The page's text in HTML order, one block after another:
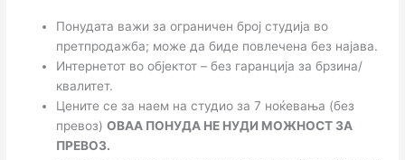
Понудата важи за ограничен број студија во
претпродажба; може да биде повлечена без најава.
Интернетот во објектот – без гаранција за брзина/
квалитет.
Цените се за наем на студио за 7 ноќевања (без
превоз)ОВАА ПОНУДА НЕ НУДИ МОЖНОСТ ЗА
ПРЕВОЗ.